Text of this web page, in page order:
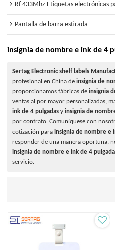
Rf 433Mhz Etiquetas electrónicas
Pantalla de barra estirada
insignia de nombre e ink de 4
Sertag Electronic shelf labels
profesional en China deinsignia de
proporcionamos fábricas deinsignia
ventas al por mayor personalizadas,
ink de 4 pulgadas yinsignia de
por contrato. Comuníquese con
cotización parainsignia de nombre e
responder de una manera oportuna,
insignia de nombre e ink de 4
servicio.